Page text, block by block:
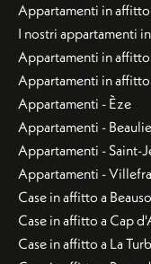
Appartamenti in affitto
I nostri appartamenti
Appartamenti in affitto
Appartamenti in
Appartamenti - Èze
Appartamenti -
Appartamenti - Saint-
Appartamenti -
Case in affitto a
Case in affitto a Cap
Case in affitto a La